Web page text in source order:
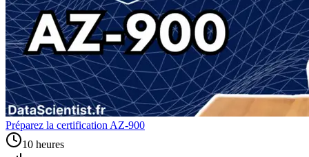
Préparez la certification AZ-900
10 heures